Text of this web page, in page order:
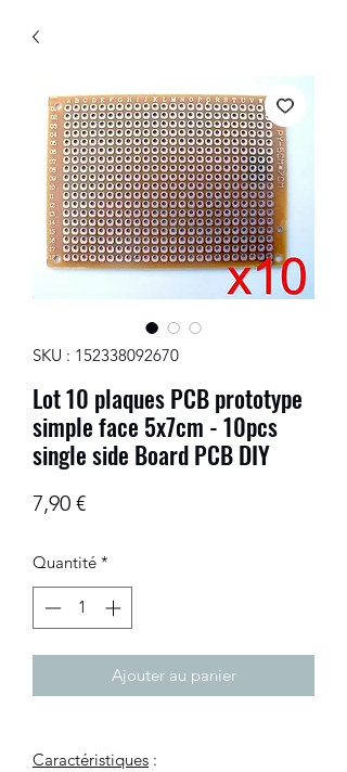
SKU : 152338092670
Lot 10 plaques PCB prototype
simple face 5x7cm - 10pcs
single side Board PCB DIY
7,90 €Prix
Quantité *
Ajouter au panier
Caractéristiques :